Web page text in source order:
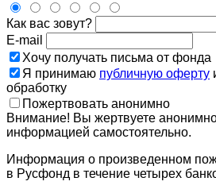
Как вас зовут?
E-mail
Хочу получать письма от фонда
Я принимаю публичную оферту
обработку
Пожертвовать анонимно
Внимание! Вы жертвуете
информацией самостоятельно.
Информация о произведенном
в Русфонд в течение четырех